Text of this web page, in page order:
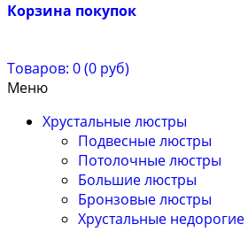
Корзина покупок
Товаров: 0 (0 руб)
Меню
Хрустальные люстры
Подвесные люстры
Потолочные люстры
Большие люстры
Бронзовые люстры
Хрустальные